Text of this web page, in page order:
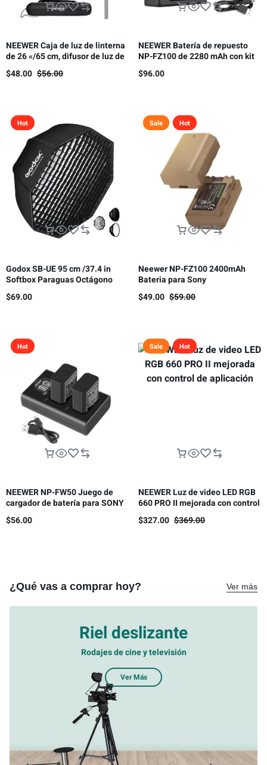
NEEWER Caja de luz de linterna
de 26 «/65 cm, difusor de luz de
liberación rápida 360° Bowens
Mount Softbox con aleación de
$56.00
$48.00
NEEWER Batería de repuesto
NP-FZ100 de 2280 mAh con kit
de cargador USB de doble canal
$96.00
Hot
Godox SB-UE 95 cm /37.4 in
Softbox Paraguas Octágono
Bowens Mount, con rejilla de
panal
$69.00
Sale Hot
Neewer NP-FZ100 2400mAh
Bateria para Sony
$59.00
$49.00
Hot
NEEWER NP-FW50 Juego de
cargador de batería para SONY
cámara NP-FW50 compatible
$56.00
Sale Hot
NEEWER Luz de video LED RGB
660 PRO II mejorada con control
de aplicación
$369.00
$327.00
¿Qué vas a comprar hoy? Ver más
Riel deslizante
Rodajes de cine y televisión
Ver Más